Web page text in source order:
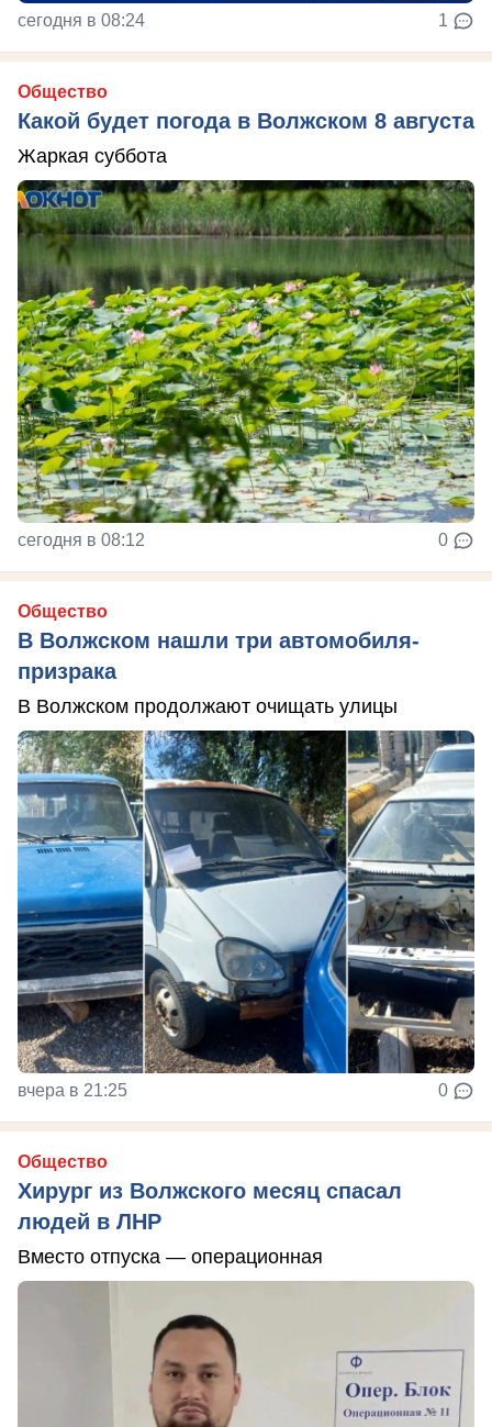
сегодня в 08:24 1
Общество
Какой будет погода в Волжском 8 августа
Жаркая суббота
сегодня в 08:12 0
Общество
В Волжском нашли три автомобиля-
призрака
В Волжском продолжают очищать улицы
вчера в 21:25 0
Общество
Хирург из Волжского месяц спасал
людей в ЛНР
Вместо отпуска — операционная